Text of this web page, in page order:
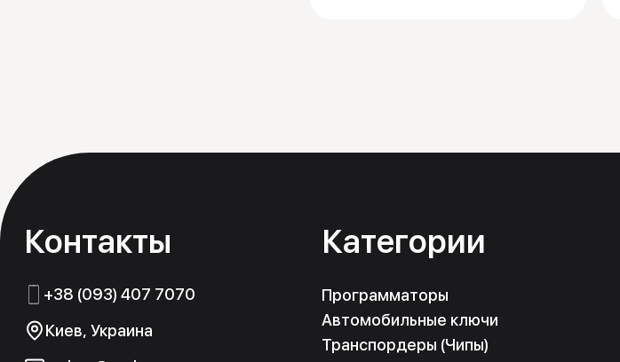
Контакты
+38 (093) 407 7070
Киев, Украина
Категории
Программаторы
Автомобильные ключи
Транспордеры (Чипы)